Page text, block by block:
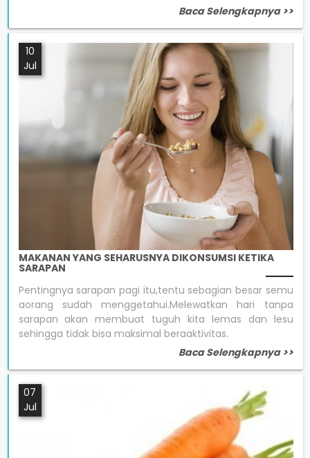
Baca Selengkapnya >>
10
Jul
MAKANAN YANG SEHARUSNYA DIKONSUMSI KETIKA
SARAPAN
Pentingnya sarapan pagi itu,tentu sebagian besar semu
aorang sudah menggetahui.Melewatkan hari tanpa
sarapan akan membuat tuguh kita lemas dan lesu
sehingga tidak bisa maksimal beraaktivitas.
Baca Selengkapnya >>
07
Jul